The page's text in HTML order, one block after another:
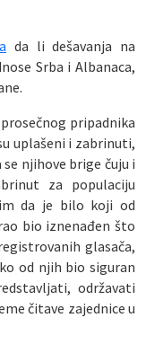
da li dešavanja na
Srba i Albanaca,
pripadnika
uplašeni i zabrinuti,
njihove brige čuju i
za populaciju
da je bilo koji od
bio iznenađen što
glasača,
od njih bio siguran
održavati
čitave zajednice u